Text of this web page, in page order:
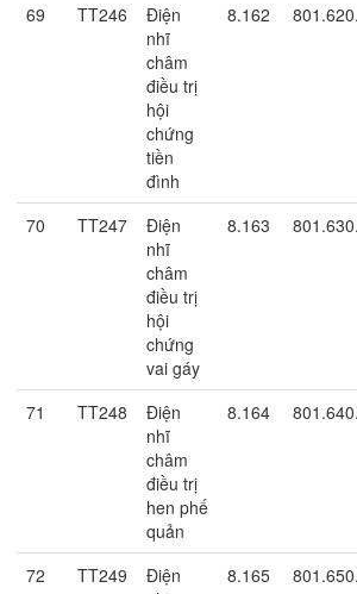
69 TT246
Điện
nhĩ
châm
điều trị
hội
chứng
tiền
đình
8.162
70 TT247
Điện
nhĩ
châm
điều trị
hội
chứng
vai gáy
8.163
71 TT248
Điện
nhĩ
châm
điều trị
hen phế
quản
8.164
72 TT249
Điện
8.165